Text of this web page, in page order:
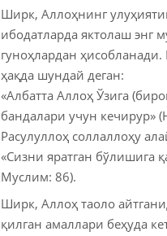
Ширк, Аллоҳнинг
ибодатларда яктолаш энг
гуноҳлардан
ҳақда шундай деган:
«Албатта Аллоҳ Ўзига
бандалари учун кечирур»
Расулуллоҳ соллаллоҳу
«Сизни яратган бўлишига
Муслим: 86).
Ширк, Аллоҳ таоло
қилган амаллари беҳуда